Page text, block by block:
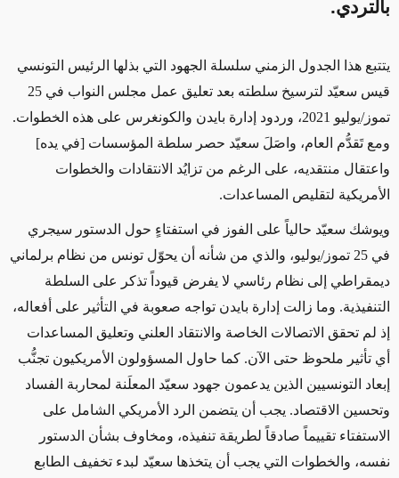
بالتردي.
يتتبع هذا الجدول الزمني سلسلة الجهود التي بذلها الرئيس التونسي
قيس سعيّد لترسيخ سلطته بعد تعليق عمل مجلس النواب في 25
تموز/يوليو 2021، وردود إدارة بايدن والكونغرس على هذه الخطوات.
ومع تَقدُّم العام، واصَلَ سعيّد حصر سلطة المؤسسات [في يده]
واعتقال منتقديه، على الرغم من تزايُد الانتقادات والخطوات
الأمريكية لتقليص المساعدات.
ويوشك سعيّد حالياً على الفوز في استفتاءٍ حول الدستور سيجري
في 25 تموز/يوليو، والذي من شأنه أن يحوّل تونس من نظام برلماني
ديمقراطي إلى نظام رئاسي لا يفرض قيوداً تذكر على السلطة
التنفيذية. وما زالت إدارة بايدن تواجه صعوبة في التأثير على أفعاله،
إذ لم تحقق الاتصالات الخاصة والانتقاد العلني وتعليق المساعدات
أي تأثير ملحوظ حتى الآن. كما حاول المسؤولون الأمريكيون تجنُّب
إبعاد التونسيين الذين يدعمون جهود سعيّد المعلَنة لمحاربة الفساد
وتحسين الاقتصاد. يجب أن يتضمن الرد الأمريكي الشامل على
الاستفتاء تقييماً صادقاً لطريقة تنفيذه، ومخاوف بشأن الدستور
نفسه، والخطوات التي يجب أن يتخذها سعيّد لبدء تخفيف الطابع